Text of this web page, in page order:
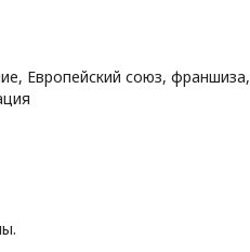
Европейский союз, франшиза,